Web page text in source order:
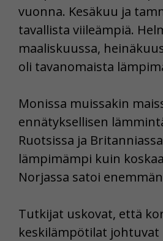
vuonna. Kesäkuu ja
tavallista viileämpiä.
maaliskuussa,
oli tavanomaista
Monissa muissakin
ennätyksellisen
Ruotsissa ja
lämpimämpi kuin
Norjassa satoi
Tutkijat uskovat, että
keskilämpötilat johtuvat